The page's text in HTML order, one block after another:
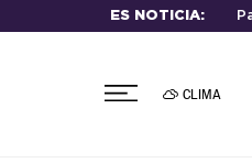
ES NOTICIA:
CLIMA